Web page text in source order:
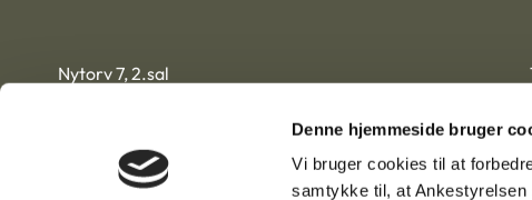
Denne hjemmeside bruger
Vi bruger cookies til at
samtykke til, at
Nytorv 7, 2.sal
CVR-nr.: 1007 4002
EAN-nr.: 57 98 000 35 48 21